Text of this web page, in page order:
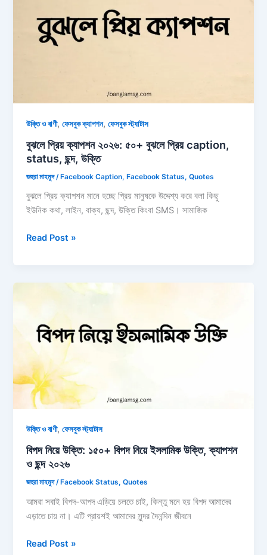
উক্তি,
ক্যাপশন,
উক্তি ও বাণী,ফেসবুক ক্যাপশন,ফেসবুক স্ট্যাটাস
বুঝলে প্রিয় ক্যাপশন ২০২৬: ৫০+ বুঝলে প্রিয় caption,
status, ছন্দ, উক্তি
জহুরা মাহমুদ /Facebook Caption,Facebook Status,Quotes
বুঝলে প্রিয় ক্যাপশন মানে হচ্ছে প্রিয় মানুষকে উদ্দেশ্য করে বলা কিছু
ইউনিক কথা, লাইন, বাক্য, ছন্দ, উক্তি কিংবা SMS। সামাজিক
বুঝলে
২০২৬:
প্রিয়
caption,
status,
ছন্দ,
উক্তি
Read Post »
উক্তি ও বাণী,ফেসবুক স্ট্যাটাস
বিপদ নিয়ে উক্তি: ১৫০+ বিপদ নিয়ে ইসলামিক উক্তি, ক্যাপশন
ও ছন্দ ২০২৬
জহুরা মাহমুদ/ Facebook Status,Quotes
আমরা সবাই বিপদ-আপদ এড়িয়ে চলতে চাই, কিন্তু মনে হয় বিপদ আমাদের
এড়াতে চায় না। এটি প্রায়শই আমাদের সুন্দর দৈনন্দিন জীবনে
বিপদ
Read Post »